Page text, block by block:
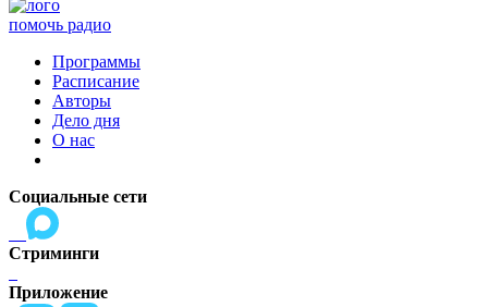
помочь радио
Программы
Расписание
Авторы
Дело дня
О нас
Социальные сети
Стриминги
Приложение